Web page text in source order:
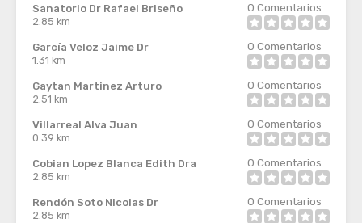
Sanatorio Dr Rafael Briseño
2.85 km
0 Comentarios
García Veloz Jaime Dr
1.31 km
0 Comentarios
Gaytan Martinez Arturo
2.51 km
0 Comentarios
Villarreal Alva Juan
0.39 km
0 Comentarios
Cobian Lopez Blanca Edith Dra
2.85 km
0 Comentarios
Rendón Soto Nicolas Dr
2.85 km
0 Comentarios